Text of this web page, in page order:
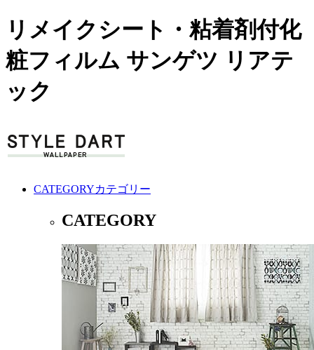
リメイクシート・粘着剤付化
粧フィルム サンゲツ リアテ
ック
CATEGORYカテゴリー
CATEGORY